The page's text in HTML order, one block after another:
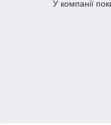
У компанії